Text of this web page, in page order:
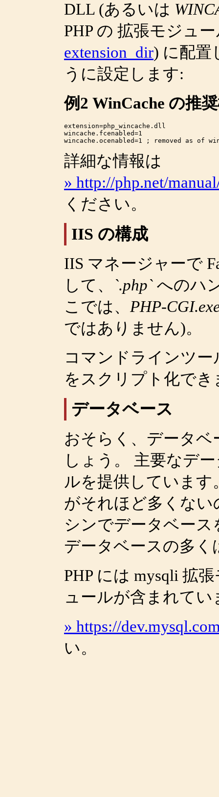
DLL (あるいは
PHP の 拡張モジュ
extension_dir) に配置
うに設定します:
例2 WinCache の推
extension=php_wincache.dll
wincache.fcenabled=1
詳細な情報は
» http://php.net/
ください。
IIS の構成
IIS マネージャーで
して、
`.php` へのハ
こでは、 PHP-
ではありません)。
コマンドラインツー
をスクリプト化でき
データベース
おそらく、データ
しょう。 主要なデ
ルを提供していま
がそれほど多くな
シンでデータベー
データベースの多く
PHP には mysqli 拡
ュールが含まれてい
» https://
い。